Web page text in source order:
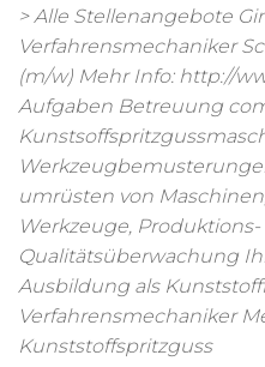
> Alle Stellenangebote
Verfahrensmechaniker
(m/w) Mehr Info: http://
Aufgaben Betreuung
umrüsten von
Werkzeuge,
Qualitätsüberwachung
Ausbildung als
Verfahrensmechaniker
Kunststoffspritzguss